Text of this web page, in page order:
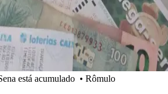
está acumulado • Rômulo